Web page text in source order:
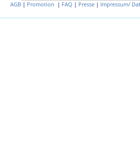
AGB | Promotion | FAQ | Presse | Impressum/